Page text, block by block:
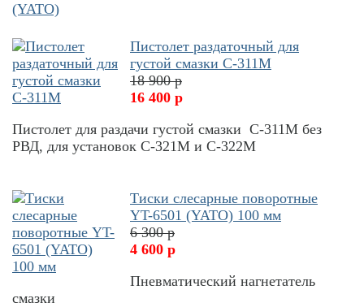
Пистолет раздаточный для
густой смазки С-311М
18 900 р
16 400 р
Пистолет для раздачи густой смазки С-311М без
РВД, для установок С-321М и С-322М
Тиски слесарные поворотные
YT-6501 (YATO) 100 мм
6 300 р
4 600 р
Пневматический нагнетатель
смазки